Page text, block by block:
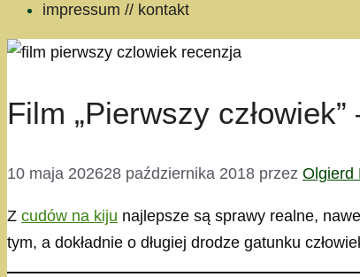
impressum // kontakt
Film „Pierwszy
10 maja 202628 października 2018 przez Olgierd
Z cudów na kiju najlepsze są sprawy realne,
tym, a dokładnie o długiej drodze gatunku